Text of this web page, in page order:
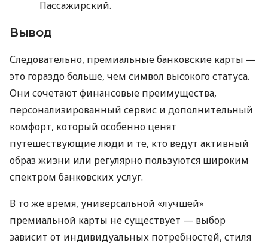
Пассажирский.
Вывод
Следовательно, премиальные банковские карты —
это гораздо больше, чем символ высокого статуса.
Они сочетают финансовые преимущества,
персонализированный сервис и дополнительный
комфорт, который особенно ценят
путешествующие люди и те, кто ведут активный
образ жизни или регулярно пользуются широким
спектром банковских услуг.
В то же время, универсальной «лучшей»
премиальной карты не существует — выбор
зависит от индивидуальных потребностей, стиля